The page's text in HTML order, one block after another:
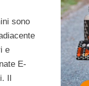
sono
e
E-
Il